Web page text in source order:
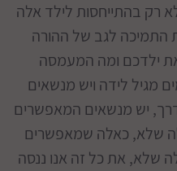
רק בהתייחסות לילד אלה
התמיכה לגב של ההורה
ילדכם ומה המעמסה
מגיל לידה ויש מנשאים
יש מנשאים המאפשרים
שלא, כאלה שמאפשרים
שלא, את כל זה אנו ננסה